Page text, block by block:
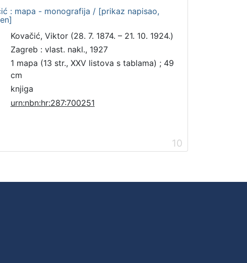
: mapa - monografija / [prikaz napisao,
Kovačić, Viktor (28. 7. 1874. – 21. 10. 1924.)
Zagreb : vlast. nakl., 1927
1 mapa (13 str., XXV listova s tablama) ; 49
cm
knjiga
urn:nbn:hr:287:700251
10